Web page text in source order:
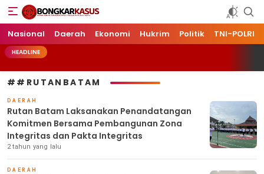
Bongkarkasus.com
Mengungkap Tabir Peristiwa Dengan Data dan Fakta
Nasional Daerah Ekonomi Hukrim Politik TNI-POLRI
HEADLINE
##RUTANBATAM
DAERAH
Rutan Batam Laksanakan Penandatangan
Komitmen Bersama Pembangunan Zona
Integritas dan Pakta Integritas
2 tahun yang lalu
DAERAH